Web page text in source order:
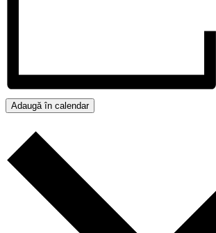
Adaugă în calendar